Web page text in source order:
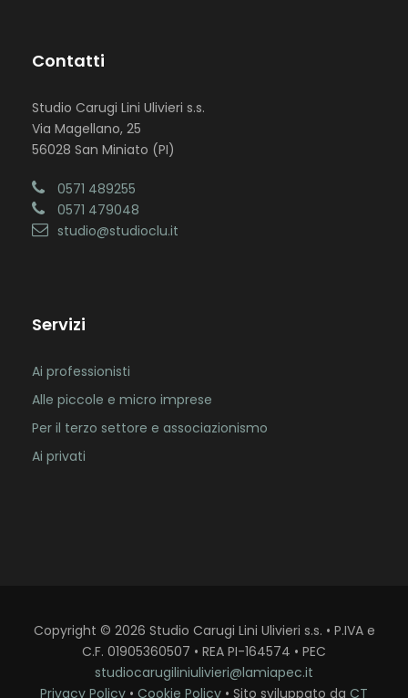
Contatti
Studio Carugi Lini Ulivieri s.s.
Via Magellano, 25
56028 San Miniato (PI)
0571 489255
0571 479048
studio@studioclu.it
Servizi
Ai professionisti
Alle piccole e micro imprese
Per il terzo settore e associazionismo
Ai privati
Copyright © 2026 Studio Carugi Lini Ulivieri s.s. • P.IVA e
C.F. 01905360507 • REA PI-164574 • PEC
studiocarugiliniulivieri@lamiapec.it
Privacy Policy • Cookie Policy • Sito sviluppato da CT